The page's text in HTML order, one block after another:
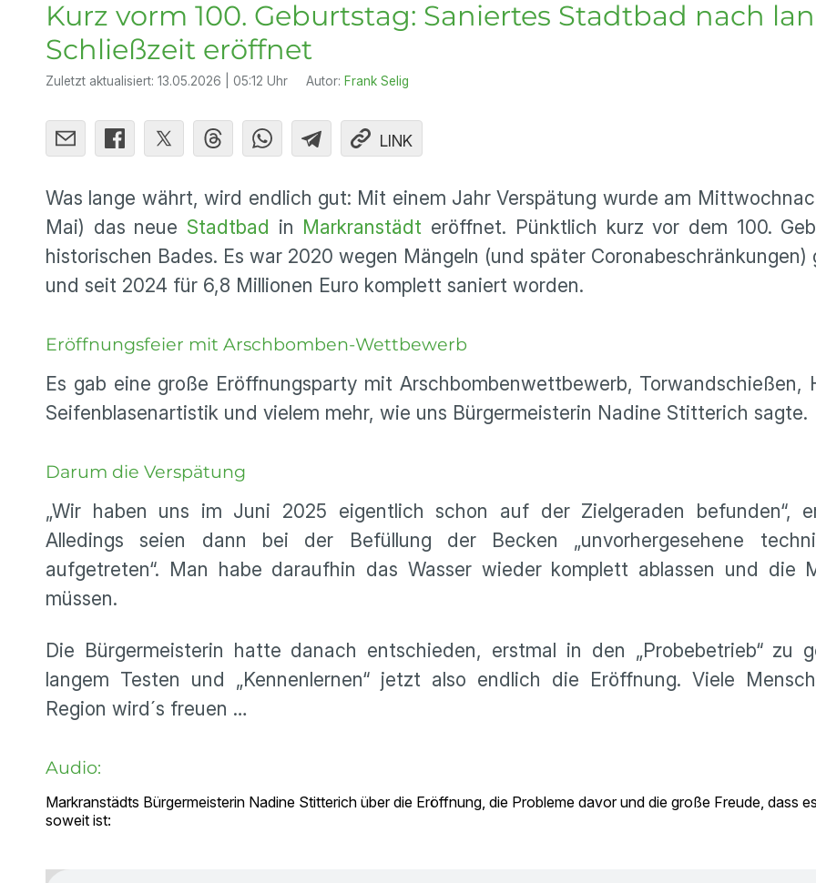
Kurz vorm 100. Geburtstag: Saniertes Stadtbad nach
Schließzeit eröffnet
Zuletzt aktualisiert: 13.05.2026 | 05:12 Uhr Autor: Frank Selig
LINK
Was lange währt, wird endlich gut: Mit einem Jahr Verspätung wurde am
Mai) das neue Stadtbad in Markranstädt eröffnet. Pünktlich kurz vor dem 100.
historischen Bades. Es war 2020 wegen Mängeln (und später Coronabeschränkungen)
und seit 2024 für 6,8 Millionen Euro komplett saniert worden.
Eröffnungsfeier mit Arschbomben-Wettbewerb
Es gab eine große Eröffnungsparty mit Arschbombenwettbewerb, Torwandschießen,
Seifenblasenartistik und vielem mehr, wie uns Bürgermeisterin Nadine Stitterich sagte.
Darum die Verspätung
„Wir haben uns im Juni 2025 eigentlich schon auf der Zielgeraden befunden“,
Alledings seien dann bei der Befüllung der Becken „unvorhergesehene
aufgetreten“. Man habe daraufhin das Wasser wieder komplett ablassen und die
müssen.
Die Bürgermeisterin hatte danach entschieden, erstmal in den „Probebetrieb“ zu
langem Testen und „Kennenlernen“ jetzt also endlich die Eröffnung. Viele
Region wird´s freuen …
Audio:
Markranstädts Bürgermeisterin Nadine Stitterich über die Eröffnung, die Probleme davor und die große Freude, dass
soweit ist: